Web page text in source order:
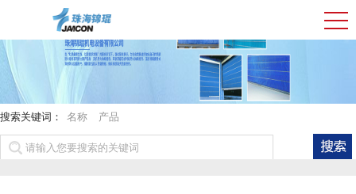
搜索关键词： 名称 产品